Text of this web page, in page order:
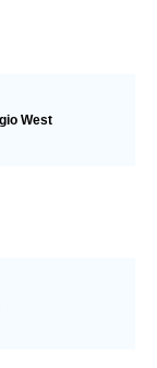
West